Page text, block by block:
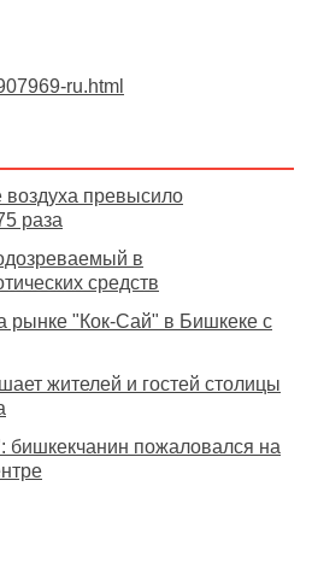
ru.html
воздуха превысило
раза
в
средств
рынке "Кок-Сай" в Бишкеке с
жителей и гостей столицы
бишкекчанин пожаловался на